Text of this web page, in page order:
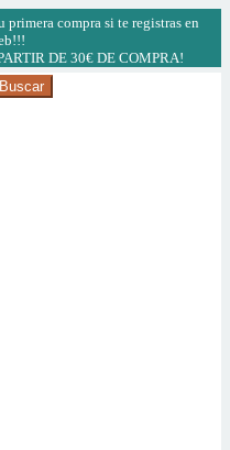
primera compra si te registras en
DE 30€ DE COMPRA!
Buscar